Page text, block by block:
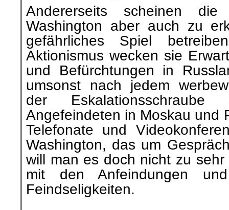
Andererseits scheinen die
Washington aber auch zu
gefährliches Spiel
Aktionismus wecken sie
und Befürchtungen in
umsonst nach jedem
der
Angefeindeten in Moskau und
Telefonate und
Washington, das um
will man es doch nicht zu
mit den Anfeindungen
Feindseligkeiten.